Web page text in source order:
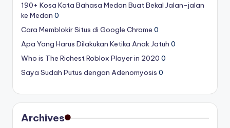
190+ Kosa Kata Bahasa Medan Buat Bekal Jalan-jalan
ke Medan 0
Cara Memblokir Situs di Google Chrome 0
Apa Yang Harus Dilakukan Ketika Anak Jatuh 0
Who is The Richest Roblox Player in 2020 0
Saya Sudah Putus dengan Adenomyosis 0
Archives